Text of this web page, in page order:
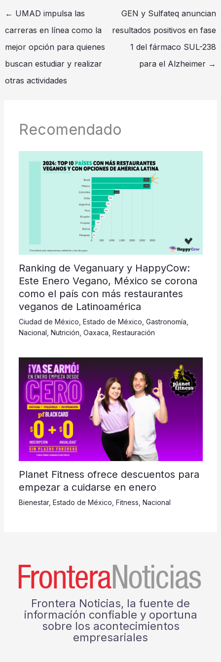
← UMAD impulsa las
carreras en línea como la
mejor opción para quienes
buscan estudiar y realizar
otras actividades
GEN y Sulfateq anuncian
resultados positivos en fase
1 del fármaco SUL-238
para el Alzheimer →
Recomendado
Ranking de Veganuary y HappyCow:
Este Enero Vegano, México se corona
como el país con más restaurantes
veganos de Latinoamérica
Ciudad de México Estado de México Gastronomía
Nacional Nutrición Oaxaca Restauración
Planet Fitness ofrece descuentos para
empezar a cuidarse en enero
Bienestar, Estado de México Fitness Nacional
Frontera Noticias, la fuente de
información confiable y oportuna
sobre los acontecimientos
empresariales